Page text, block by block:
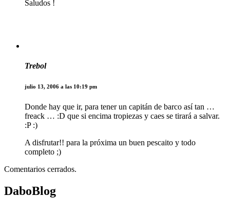
Saludos !
Trebol
julio 13, 2006 a las 10:19 pm
Donde hay que ir, para tener un capitán de barco así tan …
freack … :D que si encima tropiezas y caes se tirará a salvar.
:P :)
A disfrutar!! para la próxima un buen pescaito y todo
completo ;)
Comentarios cerrados.
DaboBlog